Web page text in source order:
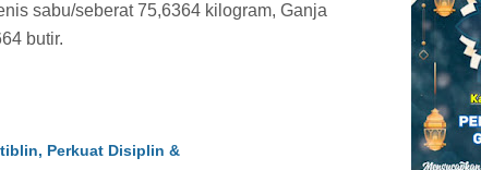
sabu/seberat 75,6364 kilogram, Ganja
butir.
Perkuat Disiplin &